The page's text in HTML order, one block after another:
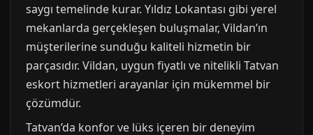
saygı temelinde kurar. Yıldız Lokantası gibi yerel
mekanlarda gerçekleşen buluşmalar, Vildan’ın
müşterilerine sunduğu kaliteli hizmetin bir
parçasıdır. Vildan, uygun fiyatlı ve nitelikli Tatvan
eskort hizmetleri arayanlar için mükemmel bir
çözümdür.
Tatvan’da konfor ve lüks içeren bir deneyim